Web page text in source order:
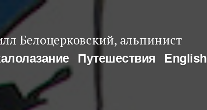
Белоцерковский, альпинист
Путешествия English